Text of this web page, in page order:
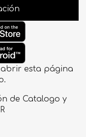
de Catalogo y